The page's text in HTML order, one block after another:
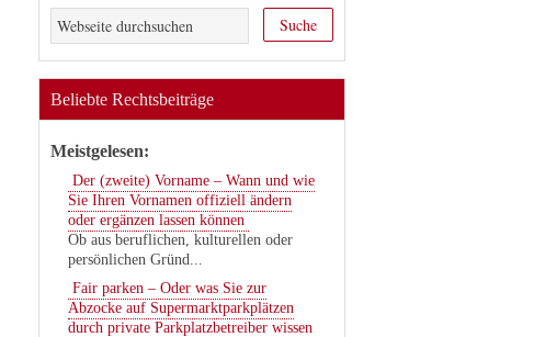
Beliebte Rechtsbeiträge
Meistgelesen:
Der (zweite) Vorname – Wann und wie
Sie Ihren Vornamen offiziell ändern
oder ergänzen lassen können
Ob aus beruflichen, kulturellen oder
persönlichen Gründ...
Fair parken – Oder was Sie zur
Abzocke auf Supermarktparkplätzen
durch private Parkplatzbetreiber wissen